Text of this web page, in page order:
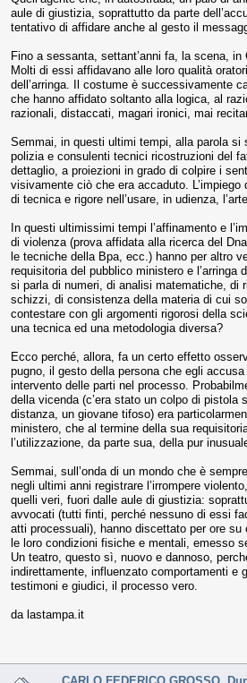
aule di giustizia, soprattutto da parte
tentativo di affidare anche al gesto il
Fino a sessanta, settant’anni fa, la scena,
Molti di essi affidavano alle loro qualità
dell’arringa. Il costume è successivamente
che hanno affidato soltanto alla logica, al
razionali, distaccati, magari ironici, mai
Semmai, in questi ultimi tempi, alla parola
polizia e consulenti tecnici ricostruzioni del
dettaglio, a proiezioni in grado di colpire i
visivamente ciò che era accaduto.
di tecnica e rigore nell’usare, in udienza,
In questi ultimissimi tempi l’affinamento e
di violenza (prova affidata alla ricerca del
le tecniche della Bpa, ecc.) hanno per altro
requisitoria del pubblico ministero e
si parla di numeri, di analisi matematiche, di
schizzi, di consistenza della materia di cui
contestare con gli argomenti rigorosi della
una tecnica ed una metodologia diversa?
Ecco perché, allora, fa un certo effetto
pugno, il gesto della persona che egli
intervento delle parti nel processo.
della vicenda (c’era stato un colpo di pistola
distanza, un giovane tifoso) era
ministero, che al termine della sua
l’utilizzazione, da parte sua, della pur
Semmai, sull’onda di un mondo che è
negli ultimi anni registrare l’irrompere
quelli veri, fuori dalle aule di giustizia:
avvocati (tutti finti, perché nessuno di essi
atti processuali), hanno discettato per ore
le loro condizioni fisiche e mentali, emesso
Un teatro, questo sì, nuovo e dannoso,
indirettamente, influenzato comportamenti
testimoni e giudici, il processo vero.
da lastampa.it